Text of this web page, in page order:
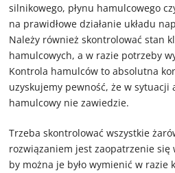
silnikowego, płynu hamulcowego
na prawidłowe działanie układu
Należy również skontrolować stan
hamulcowych, a w razie potrzeby
Kontrola hamulców to absolutna
uzyskujemy pewność, że w sytuacji
hamulcowy nie zawiedzie.
Trzeba skontrolować wszystkie
rozwiązaniem jest zaopatrzenie się
by można je było wymienić w razie